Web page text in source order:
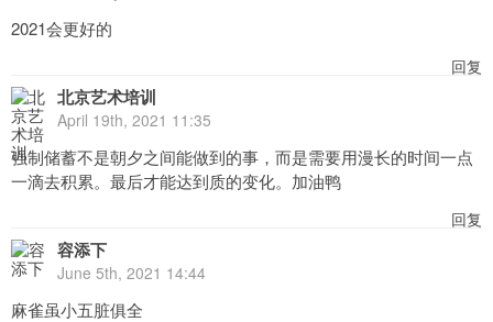
2021会更好的
回复
北京艺术培训
April 19th, 2021 11:35
强制储蓄不是朝夕之间能做到的事，而是需要用漫长的时间一点
一滴去积累。最后才能达到质的变化。加油鸭
回复
容添下
June 5th, 2021 14:44
麻雀虽小五脏俱全